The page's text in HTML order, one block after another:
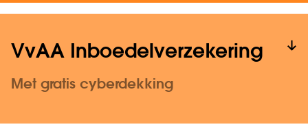
VvAA Inboedelverzekering
Met gratis cyberdekking